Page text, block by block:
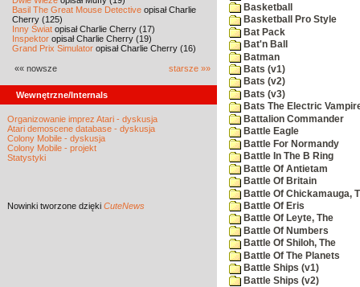
Basil The Great Mouse Detective opisał Charlie
Cherry (125)
Inny Świat opisał Charlie Cherry (17)
Inspektor opisał Charlie Cherry (19)
Grand Prix Simulator opisał Charlie Cherry (16)
«« nowsze starsze »»
Wewnętrzne/Internals
Organizowanie imprez Atari - dyskusja
Atari demoscene database - dyskusja
Colony Mobile - dyskusja
Colony Mobile - projekt
Statystyki
Nowinki tworzone dzięki CuteNews
Basketball
Basketball Pro Style
Bat Pack
Bat'n Ball
Batman
Bats (v1)
Bats (v2)
Bats (v3)
Bats The Electric
Battalion Commander
Battle Eagle
Battle For Normandy
Battle In The B Ring
Battle Of Antietam
Battle Of Britain
Battle Of Chickamauga,
Battle Of Eris
Battle Of Leyte, The
Battle Of Numbers
Battle Of Shiloh, The
Battle Of The Planets
Battle Ships (v1)
Battle Ships (v2)